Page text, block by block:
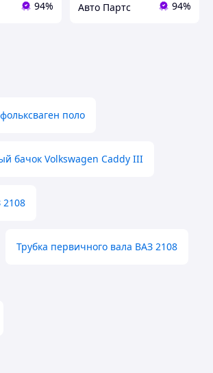
94% Авто Партс 94%
поло
бачок Volkswagen Caddy III
Трубка первичного вала ВАЗ 2108